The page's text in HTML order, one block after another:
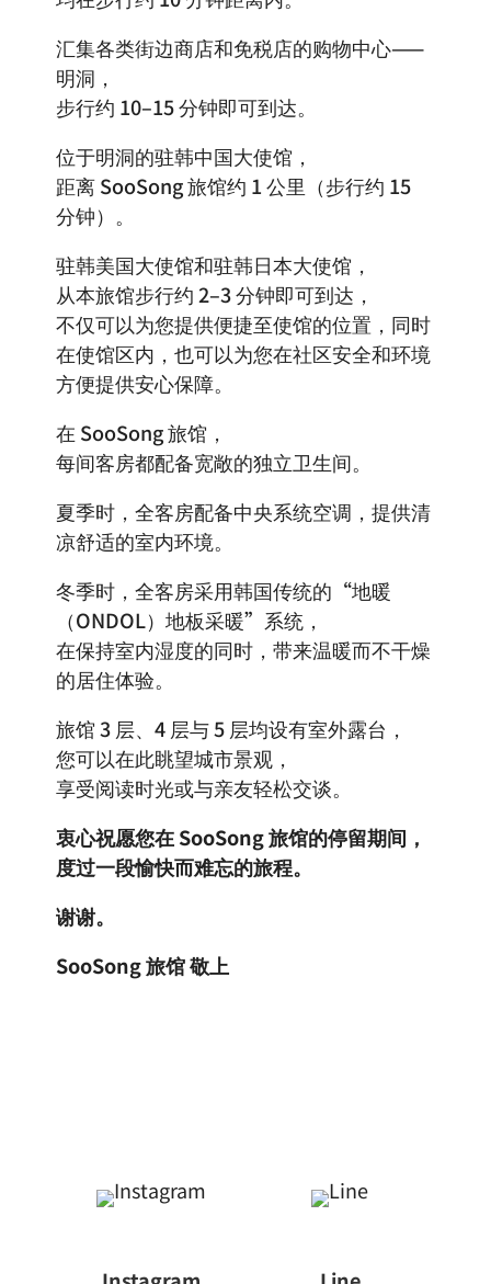
汇集各类街边商店和免税店的购物中心——
明洞，
步行约 10–15 分钟即可到达。
位于明洞的驻韩中国大使馆，
距离 SooSong 旅馆约 1 公里（步行约 15
分钟）。
驻韩美国大使馆和驻韩日本大使馆，
从本旅馆步行约 2–3 分钟即可到达，
不仅可以为您提供便捷至使馆的位置，同时
在使馆区内，也可以为您在社区安全和环境
方便提供安心保障。
在 SooSong 旅馆，
每间客房都配备宽敞的独立卫生间。
夏季时，全客房配备中央系统空调，提供清
凉舒适的室内环境。
冬季时，全客房采用韩国传统的“地暖
（ONDOL）地板采暖”系统，
在保持室内湿度的同时，带来温暖而不干燥
的居住体验。
旅馆 3 层、4 层与 5 层均设有室外露台，
您可以在此眺望城市景观，
享受阅读时光或与亲友轻松交谈。
衷心祝愿您在 SooSong 旅馆的停留期间，
度过一段愉快而难忘的旅程。
谢谢。
SooSong 旅馆 敬上